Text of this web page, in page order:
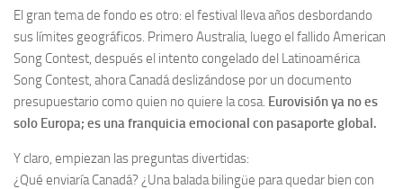
El gran tema de fondo es otro: el festival lleva años desbordando
sus límites geográficos. Primero Australia, luego el fallido American
Song Contest, después el intento congelado del Latinoamérica
Song Contest, ahora Canadá deslizándose por un documento
presupuestario como quien no quiere la cosa. Eurovisión ya no es
solo Europa; es una franquicia emocional con pasaporte global.
Y claro, empiezan las preguntas divertidas:
¿Qué enviaría Canadá? ¿Una balada bilingüe para quedar bien con